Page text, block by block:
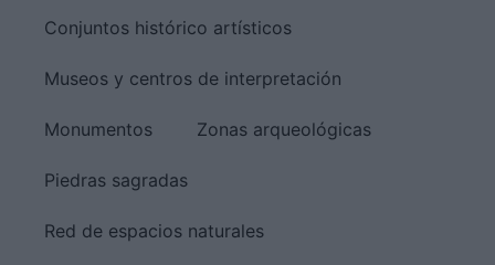
Conjuntos histórico artísticos
Museos y centros de interpretación
Monumentos Zonas arqueológicas
Piedras sagradas
Red de espacios naturales